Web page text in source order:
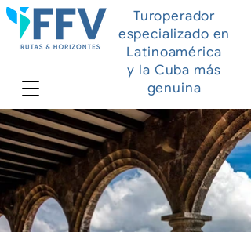
Turoperador
especializado en
Latinoamérica
y la Cuba más
genuina